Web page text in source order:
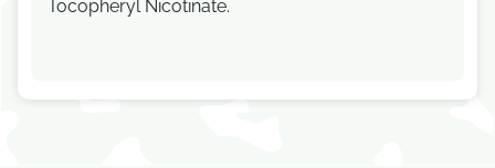
Tocopheryl Nicotinate.